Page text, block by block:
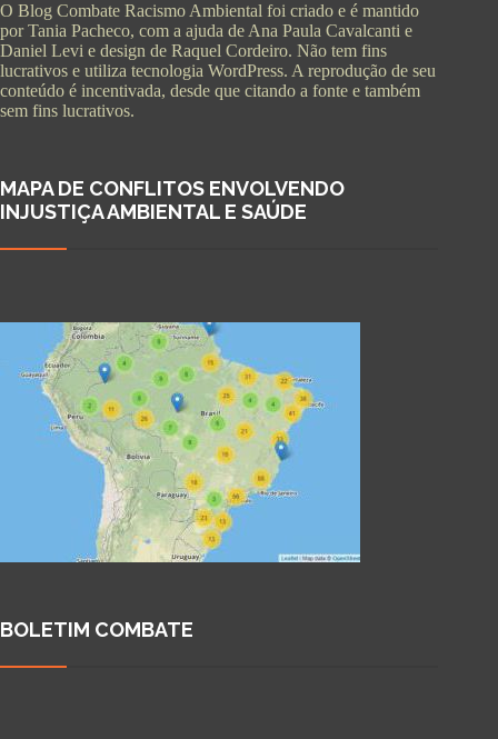
O Blog Combate Racismo Ambiental foi criado e é mantido
por Tania Pacheco, com a ajuda de Ana Paula Cavalcanti e
Daniel Levi e design de Raquel Cordeiro. Não tem fins
lucrativos e utiliza tecnologia WordPress. A reprodução de seu
conteúdo é incentivada, desde que citando a fonte e também
sem fins lucrativos.
MAPA DE CONFLITOS ENVOLVENDO
INJUSTIÇA AMBIENTAL E SAÚDE
BOLETIM COMBATE